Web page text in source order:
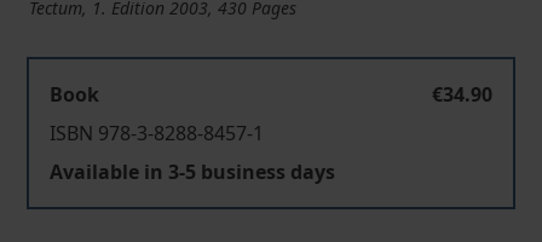
Tectum, 1. Edition 2003, 430 Pages
Book
€34.90
ISBN 978-3-8288-8457-1
Available in 3-5 business days